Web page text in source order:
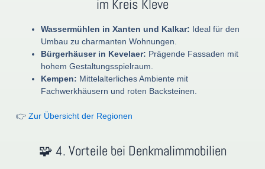
im Kreis Kleve
Wassermühlen in Xanten und Kalkar: Ideal für den
Umbau zu charmanten Wohnungen.
Bürgerhäuser in Kevelaer: Prägende Fassaden mit
hohem Gestaltungsspielraum.
Kempen: Mittelalterliches Ambiente mit
Fachwerkhäusern und roten Backsteinen.
👉 Zur Übersicht der Regionen
🧩 4. Vorteile bei Denkmalimmobilien